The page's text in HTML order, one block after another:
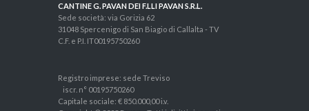
CANTINE G. PAVAN DEI F.LLI PAVAN S.R.L.
Sede società: via Gorizia 62
31048 Spercenigo di San Biagio di Callalta - TV
C.F. e P.I. IT00195750260
Registro imprese: sede Treviso
iscr. n° 00195750260
Capitale sociale: € 850.000,00 i.v.